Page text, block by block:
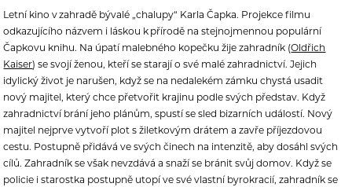
Letní kino v zahradě bývalé „chalupy“ Karla Čapka. Projekce filmu
odkazujícího názvem i láskou k přírodě na stejnojmennou populární
Čapkovu knihu. Na úpatí malebného kopečku žije zahradník (Oldřich
Kaiser) se svojí ženou, kteří se starají o své malé zahradnictví. Jejich
idylický život je narušen, když se na nedalekém zámku chystá usadit
nový majitel, který chce přetvořit krajinu podle svých představ. Když
zahradnictví brání jeho plánům, spustí se sled bizarních událostí. Nový
majitel nejprve vytvoří plot s žiletkovým drátem a zavře příjezdovou
cestu. Postupně přidává ve svých činech na intenzitě, aby dosáhl svých
cílů. Zahradník se však nevzdává a snaží se bránit svůj domov. Když se
policie i starostka postupně utopí ve své vlastní byrokracií, zahradník se